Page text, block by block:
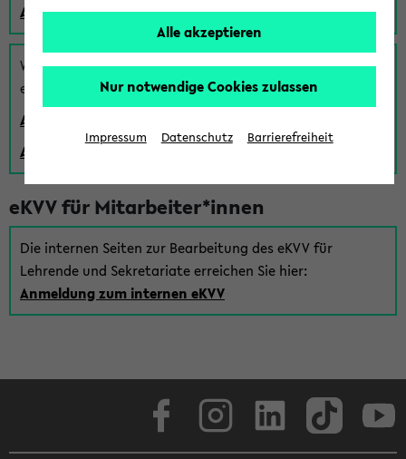
Anmeldung zum eKVV der Studierenden
Wenn Sie (noch) kein Uni Login haben, können Sie das
eKVV auch über einen Gastzugang verwenden:
Anmeldung über einen vorhandenen Gastzugang
Anlegen eines neuen Gastzugangs
eKVV für Mitarbeiter*innen
Die internen Seiten zur Bearbeitung des eKVV für
Lehrende und Sekretariate erreichen Sie hier:
Anmeldung zum internen eKVV
Alle akzeptieren
Nur notwendige Cookies zulassen
Impressum Datenschutz Barrierefreiheit